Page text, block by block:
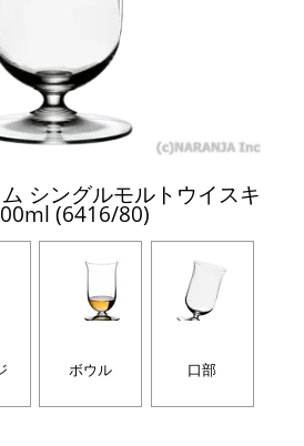
シングルモルトウイスキ
(6416/80)
ボウル 口部